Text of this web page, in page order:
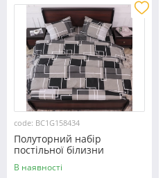
code: BC1G158434
Полуторний набір
постільної білизни
150*220 із Бязі "Gold"
№158434 Черешенка™
В наявності